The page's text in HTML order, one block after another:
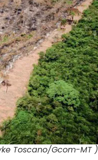
Toscano/Gcom-MT )